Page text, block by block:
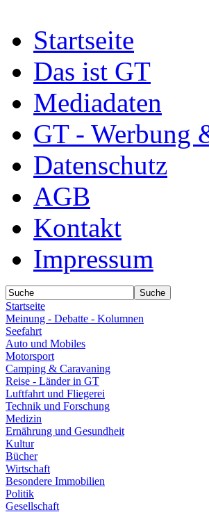
Startseite
Das ist GT
Mediadaten
GT - Werbung
Datenschutz
AGB
Kontakt
Impressum
Startseite
Meinung - Debatte - Kolumnen
Seefahrt
Auto und Mobiles
Motorsport
Camping & Caravaning
Reise - Länder in GT
Luftfahrt und Fliegerei
Technik und Forschung
Medizin
Ernährung und Gesundheit
Kultur
Bücher
Wirtschaft
Besondere Immobilien
Politik
Gesellschaft